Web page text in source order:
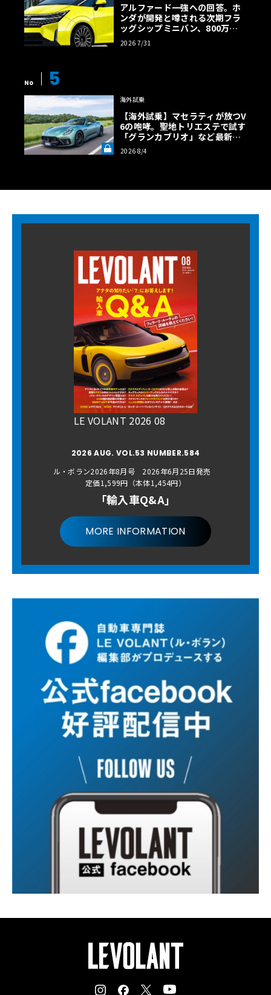
アルファード一強への回答。ホ
ンダが開発と噂される次期フラ
ッグシップミニバン、800万円
超の勝算【予想CG】
2026 7/31
No 5
海外試乗
【海外試乗】マセラティが放つV
6の咆哮。聖地トリエステで試す
「グランカブリオ」など最新ト
ロフェオ3台の官能評価《LE VO
LANT LAB》
2026 8/4
LE VOLANT 2026 08
2026 AUG. VOL.53 NUMBER.584
ル・ボラン2026年8月号 2026年6月25日発売
定価1,599円（本体1,454円）
「輸入車Q&A」
MORE INFORMATION